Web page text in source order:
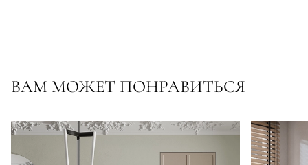
ВАМ МОЖЕТ ПОНРАВИТЬСЯ